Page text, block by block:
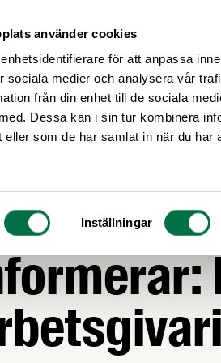
använder cookies
för att anpassa
sociala medier och analysera vår
från din enhet till de sociala
Dessa kan i sin tur kombinera
eller som de har samlat in när du har
Inställningar